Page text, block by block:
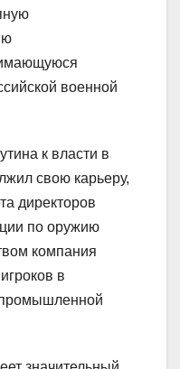
военной
к власти в
свою карьеру,
директоров
по оружию
компания
в